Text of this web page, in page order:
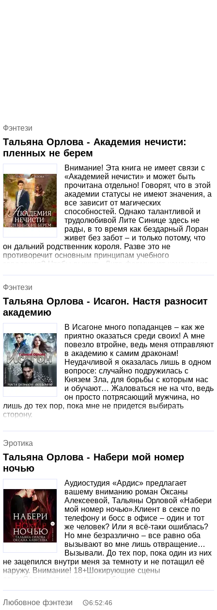
Фэнтези
Тальяна Орлова - Академия нечисти:
пленных не берем
Внимание! Эта книга не имеет связи с
«Академией нечисти» и может быть
прочитана отдельно! Говорят, что в этой
академии статусы не имеют значения, а
все зависит от магических
способностей. Однако талантливой и
трудолюбивой Лите Синице здесь не
рады, в то время как бездарный Лоран
живет без забот – и только потому, что
он дальний родственник короля. Разве это не
противоречит основным принципам учебного
заведения? Чтобы выжить, Лита формирует команду из
Пусть в ней победит сильнейший, а не самый знатный!
Однако эту академию не зря прозвали «Академией
нечисти» – здесь почти не знают о дисциплине, и боевые
действия могут выйти из-под контроля. Содержит
информацию о наркотических или психотропных
веществах, их употребление может быть опасно для
здоровья. Незаконный оборот этих веществ влечет
уголовную ответственность.
Фэнтези
Тальяна Орлова - Исагон. Настя разносит
академию
В Исагоне много попаданцев – как же
приятно оказаться среди своих! А мне
повезло втройне, ведь меня отправляют
в академию к самим драконам!
Неудачливой я оказалась лишь в одном
вопросе: случайно подружилась с
Князем Зла, для борьбы с которым нас
и обучают… Жаловаться не на что, ведь
он просто потрясающий мужчина, но
лишь до тех пор, пока мне не придется выбирать
сторону.
Эротика
Тальяна Орлова - Набери мой номер
ночью
Аудиостудия «Ардис» предлагает
вашему вниманию роман Оксаны
Алексеевой, Тальяны Орловой «Набери
мой номер ночью».Клиент в сексе по
телефону и босс в офисе – один и тот
же человек? Или я всё-таки ошиблась?
Но мне безразлично – все равно оба
вызывают во мне лишь отвращение…
Вызывали. До тех пор, пока один из них
не зацепился внутри меня за темноту и не потащил её
наружу. Внимание! 18+Шокирующие сцены
сексаСодержит нецензурную брань
Любовное фэнтези 6:52:46